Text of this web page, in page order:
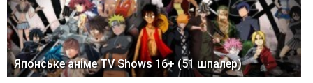
Японське аніме TV Shows 16+ (51 шпалер)